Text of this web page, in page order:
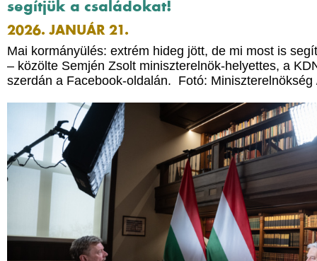
segítjük a családokat!
2026. JANUÁR 21.
Mai kormányülés: extrém hideg jött, de mi most is
– közölte Semjén Zsolt miniszterelnök-helyettes, a
szerdán a Facebook-oldalán. Fotó: Miniszterelnökség